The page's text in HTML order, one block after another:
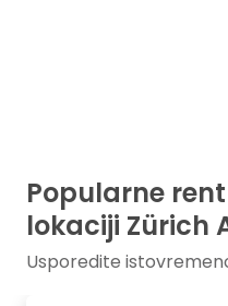
Popularne
lokaciji Zürich
Usporedite